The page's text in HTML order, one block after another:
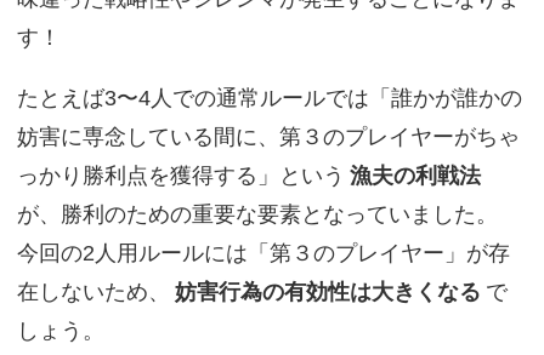
す！
たとえば3〜4人での通常ルールでは「誰かが誰かの
妨害に専念している間に、第３のプレイヤーがちゃ
っかり勝利点を獲得する」という 漁夫の利戦法
が、勝利のための重要な要素となっていました。
今回の2人用ルールには「第３のプレイヤー」が存
在しないため、
妨害行為の有効性は大きくなる で
しょう。